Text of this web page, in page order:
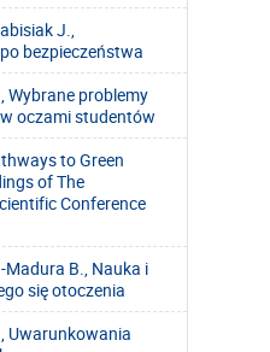
J.,
bezpieczeństwa
Wybrane problemy
oczami studentów
to Green
of The
Conference
B., Nauka i
się otoczenia
Uwarunkowania